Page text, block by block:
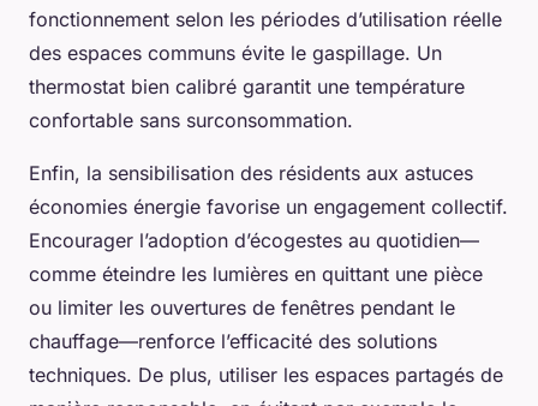
fonctionnement selon les périodes d’utilisation réelle
des espaces communs évite le gaspillage. Un
thermostat bien calibré garantit une température
confortable sans surconsommation.
Enfin, la sensibilisation des résidents aux astuces
économies énergie favorise un engagement collectif.
Encourager l’adoption d’écogestes au quotidien—
comme éteindre les lumières en quittant une pièce
ou limiter les ouvertures de fenêtres pendant le
chauffage—renforce l’efficacité des solutions
techniques. De plus, utiliser les espaces partagés de